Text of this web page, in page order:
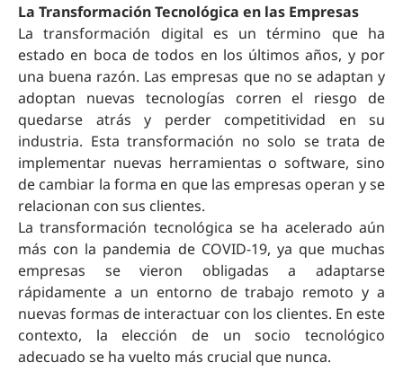
La Transformación Tecnológica en las Empresas
La transformación digital es un término que ha
estado en boca de todos en los últimos años, y por
una buena razón. Las empresas que no se adaptan y
adoptan nuevas tecnologías corren el riesgo de
quedarse atrás y perder competitividad en su
industria. Esta transformación no solo se trata de
implementar nuevas herramientas o software, sino
de cambiar la forma en que las empresas operan y se
relacionan con sus clientes.
La transformación tecnológica se ha acelerado aún
más con la pandemia de COVID-19, ya que muchas
empresas se vieron obligadas a adaptarse
rápidamente a un entorno de trabajo remoto y a
nuevas formas de interactuar con los clientes. En este
contexto, la elección de un socio tecnológico
adecuado se ha vuelto más crucial que nunca.